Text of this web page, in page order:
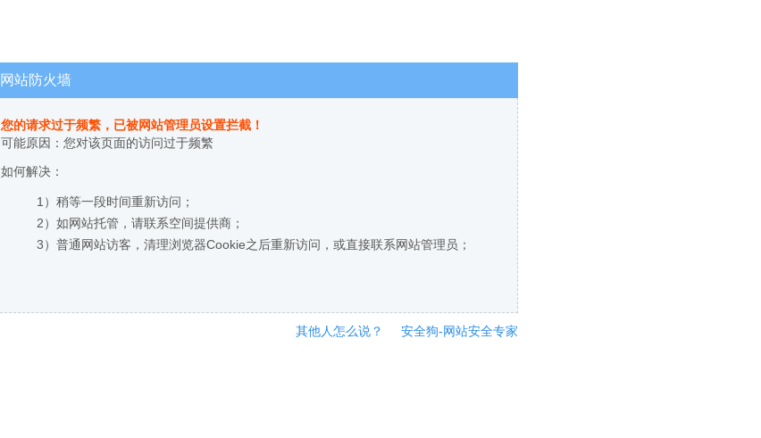
网站防火墙
您的请求过于频繁，已被网站管理员设置拦截！
可能原因：您对该页面的访问过于频繁
如何解决：
1）稍等一段时间重新访问；
2）如网站托管，请联系空间提供商；
3）普通网站访客，清理浏览器Cookie之后重新访问，或直接联系网站管理员；
其他人怎么说？ 安全狗-网站安全专家